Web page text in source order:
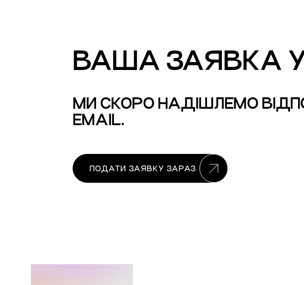
ВАША ЗАЯВКА
МИ СКОРО НАДІШЛЕМО
EMAIL.
ПОДАТИ ЗАЯВКУ ЗАРАЗ